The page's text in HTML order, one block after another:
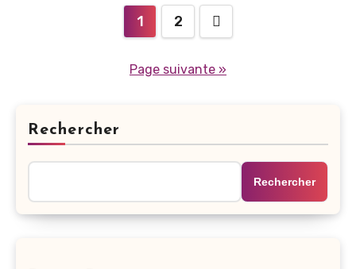
1 2
Page suivante »
Rechercher
Rechercher